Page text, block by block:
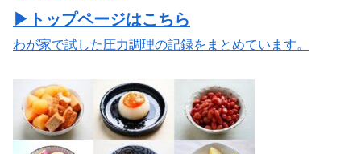
▶トップページはこちら
わが家で試した圧力調理の記録をまとめています。